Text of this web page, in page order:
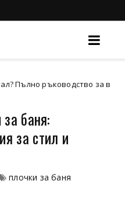
ръководство за видовете
баня:
за стил и
плочки за баня